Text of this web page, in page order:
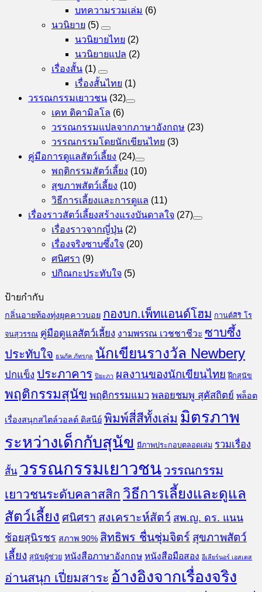
บทความรวมเล่ม (6)
นวนิยาย (5)
นวนิยายไทย (2)
นวนิยายแปล (2)
เรื่องสั้น (1)
เรื่องสั้นไทย (1)
วรรณกรรมเยาวชน (32)
เคท ดิคามิลโล (6)
วรรณกรรมแปลจากภาษาอังกฤษ (23)
วรรณกรรมโดยนักเขียนไทย (3)
คู่มือการดูแลสัตว์เลี้ยง (24)
พฤติกรรมสัตว์เลี้ยง (10)
สุขภาพสัตว์เลี้ยง (10)
วิธีการเลี้ยงและการดูแล (11)
เรื่องราวสัตว์เลี้ยงสร้างแรงบันดาลใจ (27)
เรื่องราวจากญี่ปุ่น (2)
เรื่องจริงซาบซึ้งใจ (20)
ศนิศรา (9)
ปกิณกะประทับใจ (5)
ป้ายกำกับ
กลิ่นอายท้องทุ่งยุคคาวบอย กองบก.เพ็ทแอนด์โฮม กานต์สิริ โร
จนสุวรรณ คู่มือดูแลสัตว์เลี้ยง งามพรรณ เวชชาชีวะ ซาบซึ้ง
ประทับใจ ธนภัค ภัทรกุล นักเขียนรางวัล Newbery
ปกแข็ง ประภาคาร ปิยะภา ผลงานของนักเขียนไทย ฝึกสุนัข
พฤติกรรมสุนัข พฤติกรรมแมว พลอยชมพู สุคัสถิตย์ พล็อต
เรื่องสนุกสไตล์วอลต์ ดิสนีย์ พิมพ์สี่สีทั้งเล่ม มิตรภาพ
ระหว่างเด็กกับสุนัข มีภาพประกอบตลอดเล่ม รวมเรื่อง
สั้น วรรณกรรมเยาวชน วรรณกรรม
เยาวชนระดับคลาสสิก วิธีการเลี้ยงและดูแล
สัตว์เลี้ยง ศนิศรา สงเคราะห์สัตว์ สพ.ญ. ดร. แนน
ช้อยสุนิรชร สภาพ 90% สิทธิพร ชื่นชุ่มจิตร์ สุขภาพสัตว์
เลี้ยง สุนัขผู้ช่วย หนังสือภาษาอังกฤษ หนังสือมือสอง อีเลียร์นอร์ เอสเตส
อ่านสนุก เปี่ยมสาระ อ้างอิงจากเรื่องจริง